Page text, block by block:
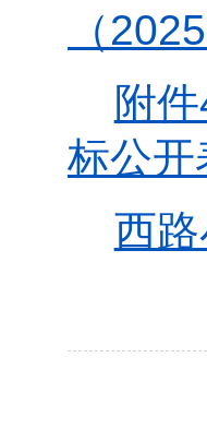
（
附
标公
西